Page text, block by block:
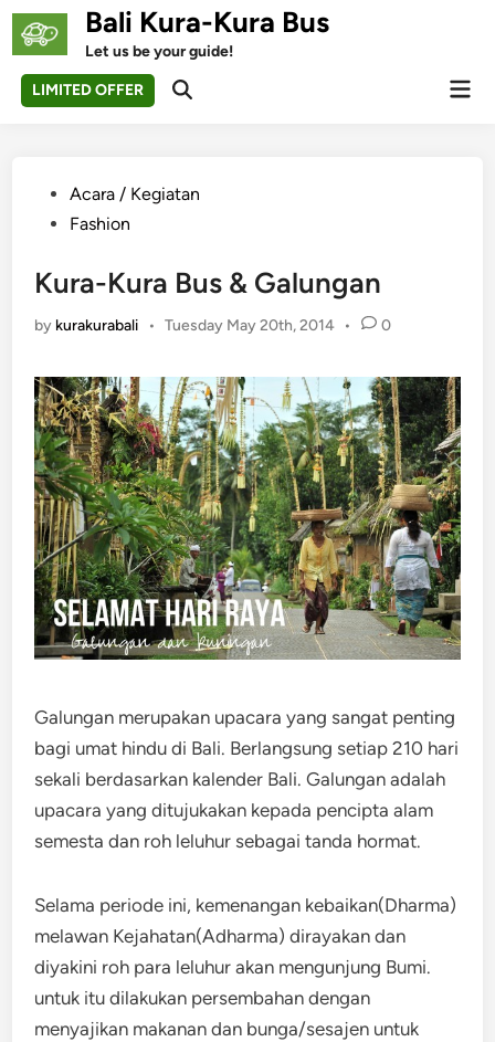
Skip
Bali Kura-Kura Bus
Let us be your guide!
LIMITED OFFER
Open
PostedAcara / Kegiatan
Fashion
Kura-Kura Bus & Galungan
by kurakurabali • Tuesday May 20th, 2014 • 0
Galungan merupakan upacara yang sangat penting
bagi umat hindu di Bali. Berlangsung setiap 210 hari
sekali berdasarkan kalender Bali. Galungan adalah
upacara yang ditujukakan kepada pencipta alam
semesta dan roh leluhur sebagai tanda hormat.
Selama periode ini, kemenangan kebaikan(Dharma)
melawan Kejahatan(Adharma) dirayakan dan
diyakini roh para leluhur akan mengunjung Bumi.
untuk itu dilakukan persembahan dengan
menyajikan makanan dan bunga/sesajen untuk